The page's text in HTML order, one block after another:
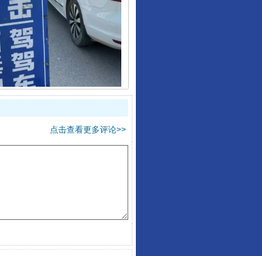
当场查获能处罚吗
点击查看更多评论>>